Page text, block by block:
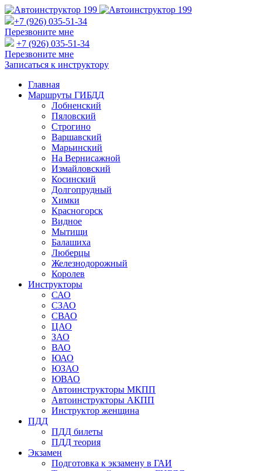
+7 (926) 035-51-34
Перезвоните мне
+7 (926) 035-51-34
Перезвоните мне
Записаться к инструктору
Главная
Маршруты ГИБДД
Лобненский
Пяловский
Строгино
Варшавский
Марьинский
На Вернисажной
Измайловский
Косинский
Долгопрудный
Химки
Красногорск
Видное
Мытищи
Балашиха
Люберцы
Железнодорожный
Королев
Инструкторы
САО
СЗАО
СВАО
ЦАО
ЗАО
ВАО
ЮАО
ЮЗАО
ЮВАО
Автоинструкторы МКПП
Автоинструкторы АКПП
Инструктор женщина
ПДД
ПДД билеты
ПДД теория
Экзамен
Подготовка к экзамену в ГАИ